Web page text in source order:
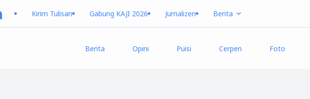
Kirim Tulisan Gabung KAJI 2026 Jurnalizen Berita
Berita Opini Puisi Cerpen Foto